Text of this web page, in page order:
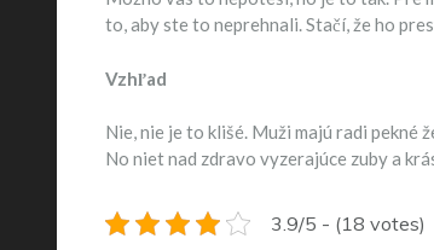
to, aby ste to neprehnali. Stačí, že ho
Vzhľad
Nie, nie je to klišé. Muži majú radi pekné
No niet nad zdravo vyzerajúce zuby a
3.9/5 - (18 votes)